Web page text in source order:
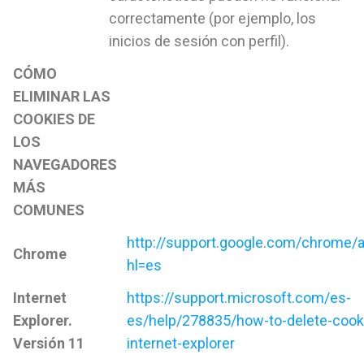
correctamente (por ejemplo, los
inicios de sesión con perfil).
CÓMO
ELIMINAR LAS
COOKIES DE
LOS
NAVEGADORES
MÁS
COMUNES
Chrome
http://support.google.com/chrome/
hl=es
Internet
Explorer.
Versión 11
https://support.microsoft.com/es-
es/help/278835/how-to-delete-
internet-explorer